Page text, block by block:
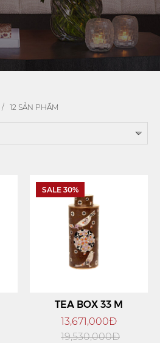
/ 12 SẢN PHẨM
SALE 30%
TEA BOX 33 M
13,671,000Đ
19,530,000Đ